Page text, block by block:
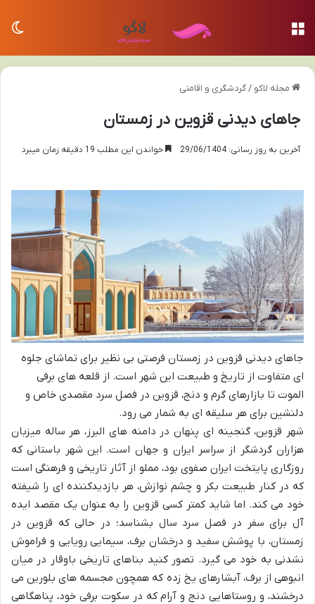
مجله لاکو /گردشگری و اقامتی
جاهای دیدنی قزوین در زمستان
آخرین به روز رسانی: 29/06/1404 خواندن این مطلب 19 دقیقه زمان میبرد
جاهای دیدنی قزوین در زمستان فرصتی بی نظیر برای تماشای جلوه
ای متفاوت از تاریخ و طبیعت این شهر است. از قلعه های برفی
الموت تا بازارهای گرم و دنج، قزوین در فصل سرد مقصدی خاص و
دلنشین برای هر سلیقه ای به شمار می رود.
شهر قزوین، گنجینه ای پنهان در دامنه های البرز، هر ساله میزبان
هزاران گردشگر از سراسر ایران و جهان است. این شهر باستانی که
روزگاری پایتخت ایران صفوی بود، مملو از آثار تاریخی و فرهنگی است
که در کنار طبیعت بکر و چشم نوازش، هر بازدیدکننده ای را شیفته
خود می کند. اما شاید کمتر کسی قزوین را به عنوان یک مقصد ایده
آل برای سفر در فصل سرد سال بشناسد؛ در حالی که قزوین در
زمستان، با پوشش سفید و درخشان برف، سیمایی رویایی و فراموش
نشدنی به خود می گیرد. تصور کنید بناهای تاریخی باوقار در میان
انبوهی از برف، آبشارهای یخ زده که همچون مجسمه های بلورین می
درخشند، و روستاهایی دنج و آرام که در سکوت برفی خود، پناهگاهی